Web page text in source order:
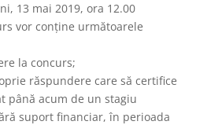
13 mai 2019, ora 12.00
vor conține următoarele
la concurs;
răspundere care să certifice
până acum de un stagiu
suport financiar, în perioada